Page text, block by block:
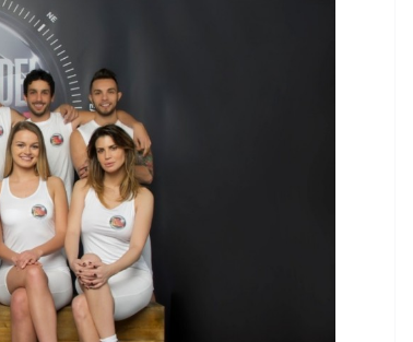
MODA E TECNOLOGIA